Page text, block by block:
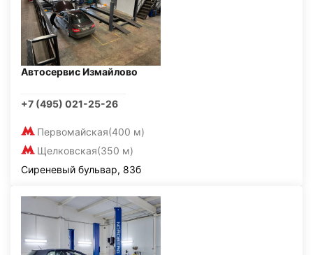
Автосервис Измайлово
+7 (495) 021-25-26
Первомайская(400 м)
Щелковская(350 м)
Сиреневый бульвар, 83б